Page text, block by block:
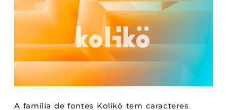
A família de fontes Kolikö tem caracteres